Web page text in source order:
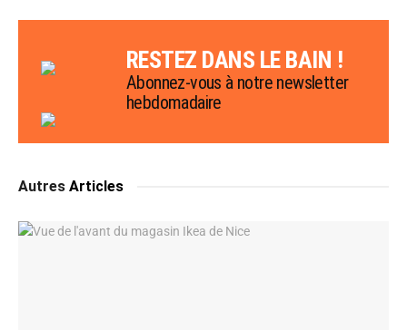
RESTEZ DANS LE BAIN !
Abonnez-vous à notre newsletter
hebdomadaire
Autres Articles